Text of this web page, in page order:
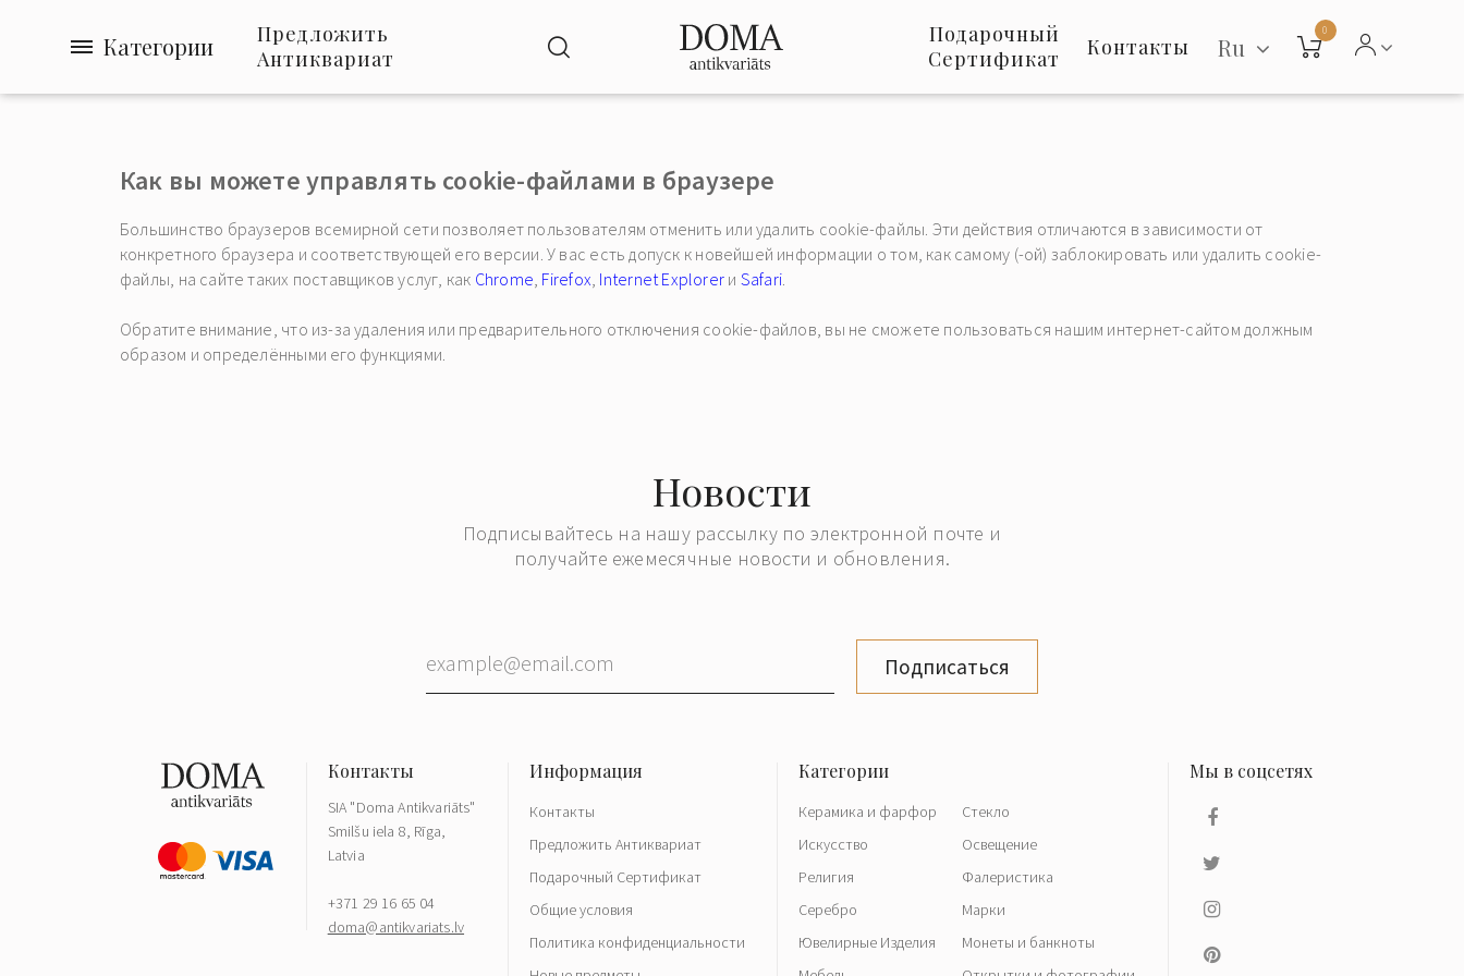
Категории
Предложить
Антиквариат
Подарочный
Сертификат
Контакты Ru
0
Как вы можете управлять cookie-файлами в браузере
Большинство браузеров всемирной сети позволяет пользователям отменить или удалить cookie-файлы. Эти действия отличаются в зависимости от
конкретного браузера и соответствующей его версии. У вас есть допуск к новейшей информации о том, как самому (-ой) заблокировать или удалить cookie-
файлы, на сайте таких поставщиков услуг, как Chrome Firefox Internet Explorer и Safari
Обратите внимание, что из-за удаления или предварительного отключения cookie-файлов, вы не сможете пользоваться нашим интернет-сайтом должным
образом и определёнными его функциями.
Новости
Подписывайтесь на нашу рассылку по электронной почте и
получайте ежемесячные новости и обновления.
Подписаться
SIA "Doma Antikvariāts"
Smilšu iela 8, Rīga,
Latvia
+371 29 16 65 04
doma@antikvariats.lv
Контакты
Предложить Антиквариат
Подарочный Сертификат
Общие условия
Политика конфиденциальности
Керамика и фарфор
Искусство
Религия
Серебро
Ювелирные Изделия
Стекло
Освещение
Фалеристика
Марки
Монеты и банкноты